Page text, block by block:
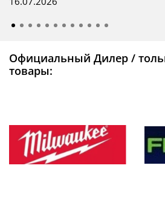
Официальный Дилер /
товары: